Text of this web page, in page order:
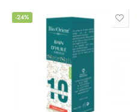
-24%